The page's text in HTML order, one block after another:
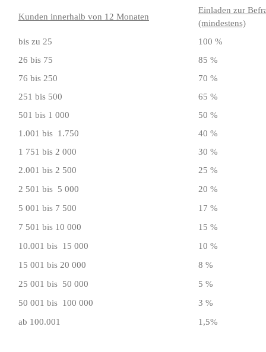
Kunden innerhalb von 12 Monaten
Einladen zur
(mindestens)
bis zu 25
100 %
26 bis 75
85 %
76 bis 250
70 %
251 bis 500
65 %
501 bis 1 000
50 %
1.001 bis 1.750
40 %
1 751 bis 2 000
30 %
2.001 bis 2 500
25 %
2 501 bis 5 000
20 %
5 001 bis 7 500
17 %
7 501 bis 10 000
15 %
10.001 bis 15 000
10 %
15 001 bis 20 000
8 %
25 001 bis 50 000
5 %
50 001 bis 100 000
3 %
ab 100.001
1,5%